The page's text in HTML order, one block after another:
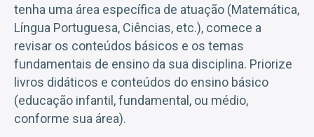
tenha uma área específica de atuação (Matemática,
Língua Portuguesa, Ciências, etc.), comece a
revisar os conteúdos básicos e os temas
fundamentais de ensino da sua disciplina. Priorize
livros didáticos e conteúdos do ensino básico
(educação infantil, fundamental, ou médio,
conforme sua área).